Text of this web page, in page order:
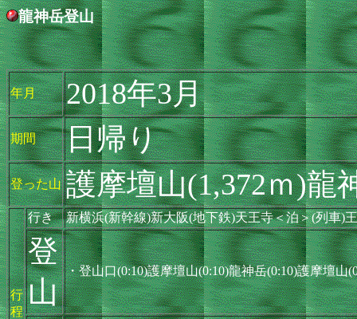
龍神岳登山
年月 2018年3月
期間 日帰り
登った山 護摩壇山(1,372ｍ)
行
程
行き 新横浜(新幹線)新大阪(地下鉄)天王寺＜泊＞(列車)
登
山
・登山口(0:10)護摩壇山(0:10)龍神岳(0:10)護摩壇山